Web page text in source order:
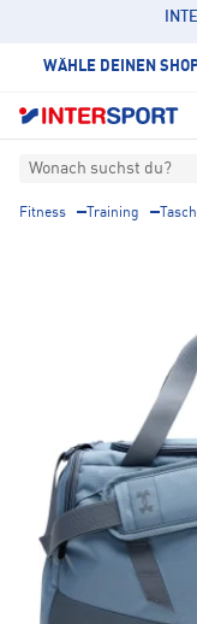
WÄHLE DEINEN
Wonach suchst du?
Fitness Training